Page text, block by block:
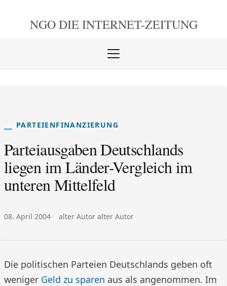
NGO DIE INTERNET-ZEITUNG
Menü
PARTEIENFINANZIERUNG
Parteiausgaben Deutschlands
liegen im Länder-Vergleich im
unteren Mittelfeld
Veröffentlicht am:
08. April 2004 Autor:
alter Autor alter Autor
Die politischen Parteien Deutschlands geben oft
weniger Geld zu sparen aus als angenommen. Im